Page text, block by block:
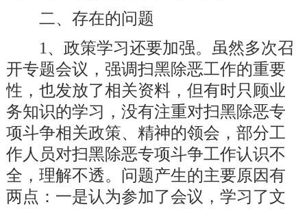
二、存在的问题
1、 政策学习还要加强。
虽然多次召
开专题会议，强调扫黑除恶工作的重要
性，也发放了相关资料，但有时只顾业
务知识的学习，没有注重对扫黑除恶专
项斗争相关政策、精神的领会 ，部分工
作人员对扫黑除恶专项斗争工作认识不
全，理解不透。问题产生的主要原因有
两点：一是认为参加了会议，学习了文